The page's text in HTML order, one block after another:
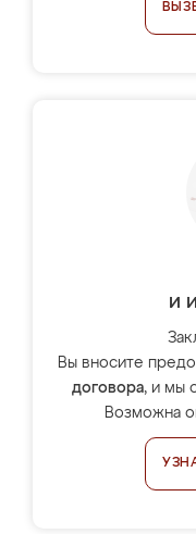
и
Вы вносите
договора, и мы
Возможна